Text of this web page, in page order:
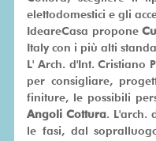
PROMO
elettodomestici e gli
IdeareCasa propone
Italy con i più alti
L' Arch. d'Int. Cristiano
per consigliare,
finiture, le possibili
Angoli Cottura . L'arch.
le fasi, dal